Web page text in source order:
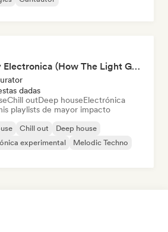
Dreamy Electronica (How The Light Gets In)
dadas
Chill outDeep houseElectrónica
playlists de mayor impacto
Chill out
Deep house
experimental
Melodic Techno